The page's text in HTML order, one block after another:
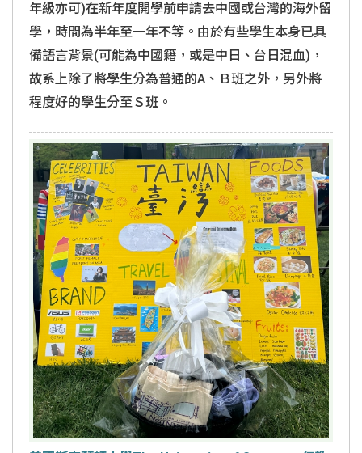
年級亦可)在新年度開學前申請去中國或台灣的海外留
學，時間為半年至一年不等。由於有些學生本身已具
備語言背景(可能為中國籍，或是中日、台日混血)，
故系上除了將學生分為普通的A、Ｂ班之外，另外將
程度好的學生分至Ｓ班。